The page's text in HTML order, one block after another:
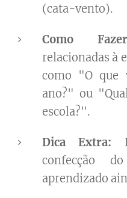
(cata-vento).
Como
relacionadas à
como "O que
ano?" ou
escola?".
Dica Extra:
confecção
aprendizado